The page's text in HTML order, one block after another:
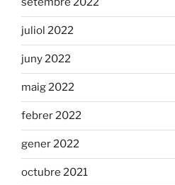
juliol 2022
juny 2022
maig 2022
febrer 2022
gener 2022
octubre 2021